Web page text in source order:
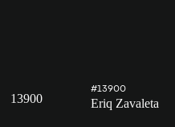
13900
#13900
Eriq Zavaleta